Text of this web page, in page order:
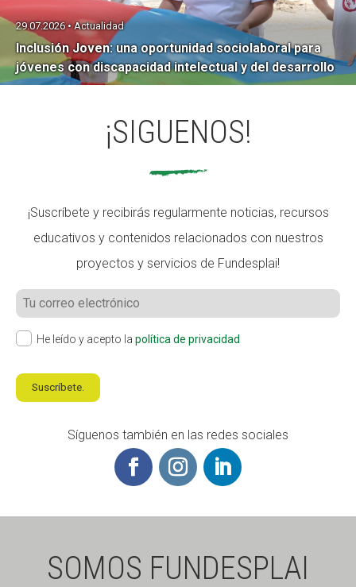
Inclusión Joven: una oportunidad sociolaboral para
jóvenes con discapacidad intelectual y del desarrollo
29.07.2026 • Actualidad
¡SIGUENOS!
¡Suscríbete y recibirás regularmente noticias, recursos
educativos y contenidos relacionados con nuestros
proyectos y servicios de Fundesplai!
He leído y acepto la política de privacidad
Suscríbete.
Síguenos también en las redes sociales
SOMOS FUNDESPLAI